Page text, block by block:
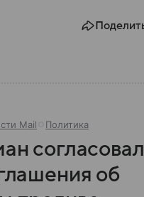
выполняет
Mail Политика
об